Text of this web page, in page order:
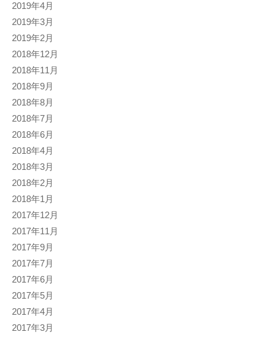
2019年4月
2019年3月
2019年2月
2018年12月
2018年11月
2018年9月
2018年8月
2018年7月
2018年6月
2018年4月
2018年3月
2018年2月
2018年1月
2017年12月
2017年11月
2017年9月
2017年7月
2017年6月
2017年5月
2017年4月
2017年3月